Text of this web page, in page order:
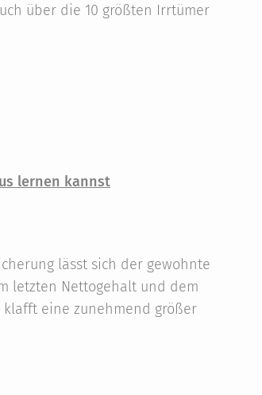
über die 10 größten Irrtümer
lernen kannst
lässt sich der gewohnte
letzten Nettogehalt und dem
eine zunehmend größer